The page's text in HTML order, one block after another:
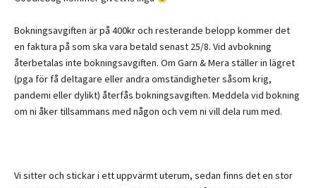
Bokningsavgiften är på 400kr och resterande belopp kommer det
en faktura på som ska vara betald senast 25/8. Vid avbokning
återbetalas inte bokningsavgiften. Om Garn & Mera ställer in lägret
(pga för få deltagare eller andra omständigheter såsom krig,
pandemi eller dylikt) återfås bokningsavgiften. Meddela vid bokning
om ni åker tillsammans med någon och vem ni vill dela rum med.
Vi sitter och stickar i ett uppvärmt uterum, sedan finns det en stor